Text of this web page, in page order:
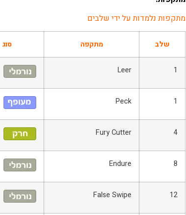
מתקפות נלמדות על ידי שלבים
שלב מתקפה סוג
1
Leer
1
Peck
4
Fury Cutter
8
Endure
12
False Swipe